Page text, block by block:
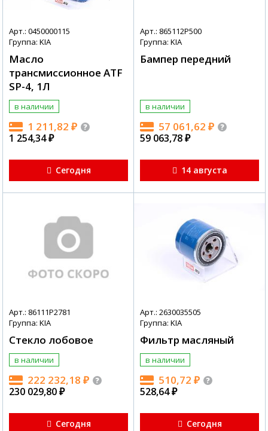
Арт.: 0450000115
Группа: KIA
Масло
трансмиссионное ATF
SP-4, 1Л
в наличии
1 211,82 ₽
1 254,34₽
Сегодня
Арт.: 865112P500
Группа: KIA
Бампер передний
в наличии
57 061,62 ₽
59 063,78₽
14 августа
Арт.: 86111P2781
Группа: KIA
Стекло лобовое
в наличии
222 232,18 ₽
230 029,80₽
Сегодня
Арт.: 2630035505
Группа: KIA
Фильтр масляный
в наличии
510,72 ₽
528,64₽
Сегодня